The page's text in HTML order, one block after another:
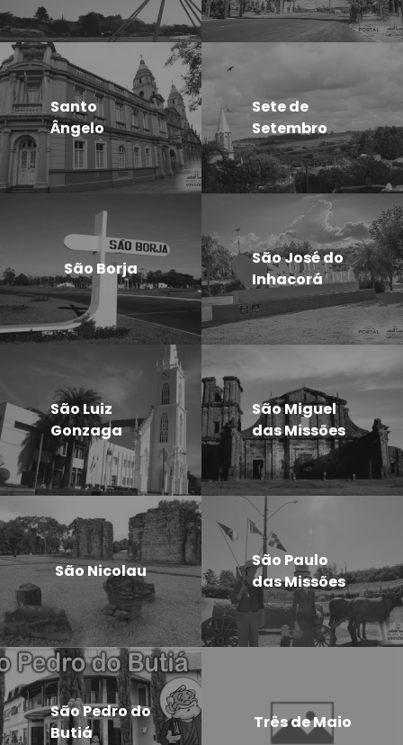
Santo
Ângelo
Sete de
Setembro
São Borja
São José do
Inhacorá
São Luiz
Gonzaga
São Miguel
das Missões
São Nicolau
São Paulo
das Missões
São Pedro do
Butiá
Três de Maio